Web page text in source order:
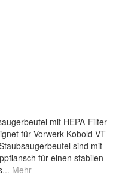
mit HEPA-Filter-
für Vorwerk Kobold VT
sind mit
für einen stabilen
... Mehr